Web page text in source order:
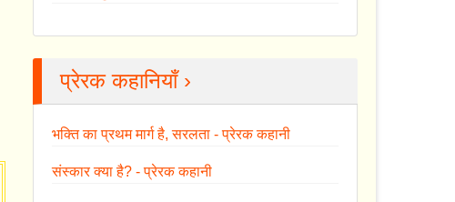
प्रेरक कहानियाँ ›
भक्ति का प्रथम मार्ग है, सरलता - प्रेरक कहानी
संस्कार क्या है? - प्रेरक कहानी